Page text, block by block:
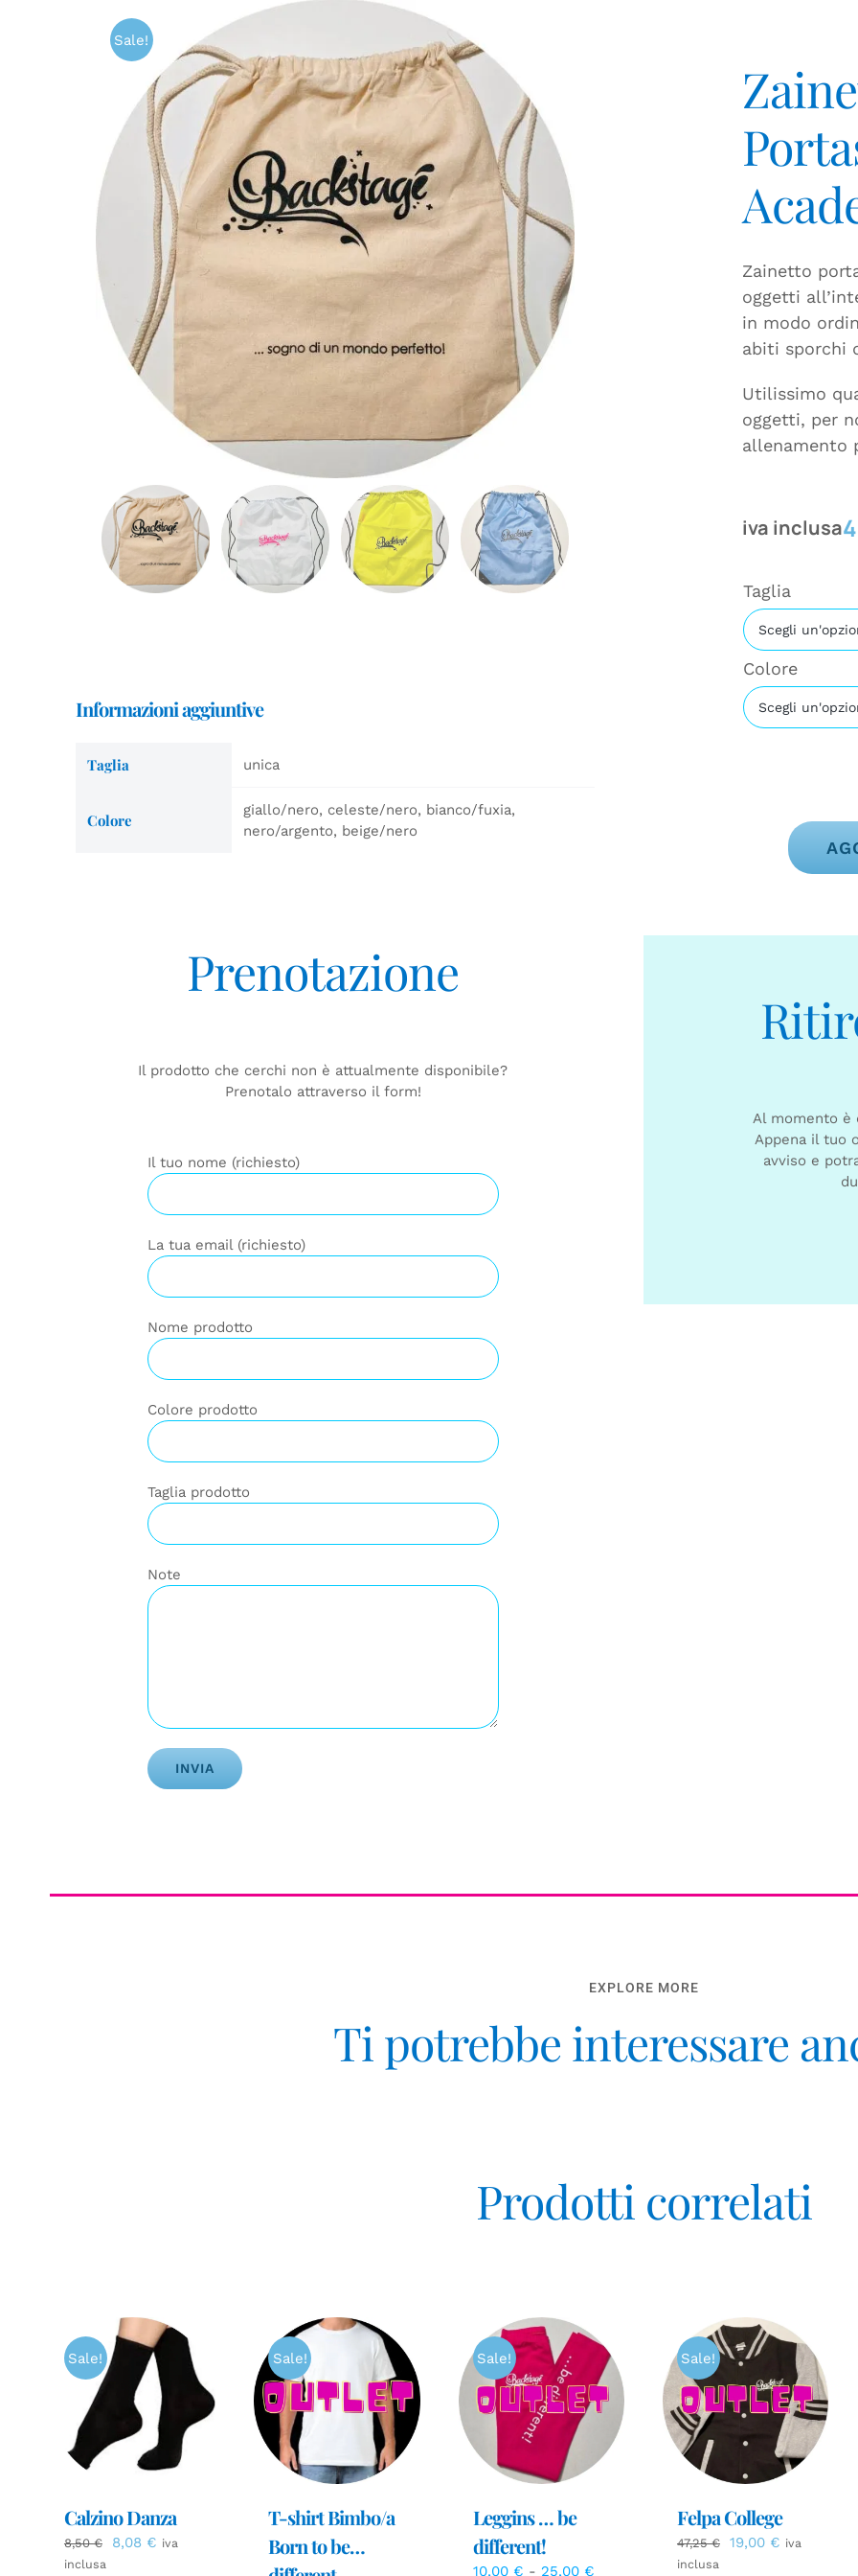
Sale!
Informazioni aggiuntive
Taglia unica
Colore
giallo/nero, celeste/nero, bianco/fuxia,
nero/argento, beige/nero
Zainetto
oggetti
in modo
abiti sporchi
Utilissimo
oggetti, per
allenamento
iva inclusa
Taglia
Colore
Prenotazione
Il prodotto che cerchi non è attualmente disponibile?
Prenotalo attraverso il form!
Il tuo nome (richiesto)
La tua email (richiesto)
Nome prodotto
Colore prodotto
Taglia prodotto
Note
Al momento è
Appena il tuo
avviso e
EXPLORE MORE
Ti potrebbe interessare
Prodotti correlati
Sale!
Calzino Danza
8,50€
Il
8,08 €Iliva
inclusa
Sale!
T-shirt Bimbo/a
Born to be…
Sale!
Leggins … be
different!
10,00 € - 25,00 €Fascia
Sale!
Felpa College
47,25€
Il
19,00 €Iliva
inclusa